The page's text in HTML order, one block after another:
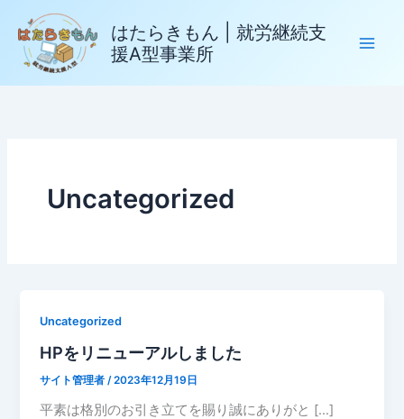
はたらきもん | 就労継続支
援A型事業所
Uncategorized
Uncategorized
HPをリニューアルしました
サイト管理者 /2023年12月19日
平素は格別のお引き立てを賜り誠にありがと […]